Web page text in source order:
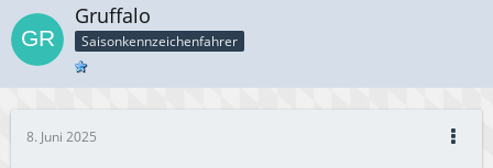
Gruffalo
Saisonkennzeichenfahrer
8. Juni 2025